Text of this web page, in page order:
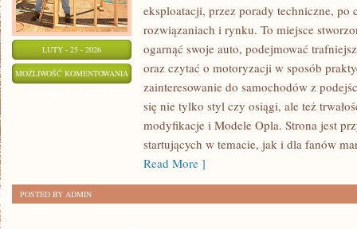
LUTY - 25 - 2026
MOŻLIWOŚĆ KOMENTOWANIA PORADY
WŁAŚCICIELI
eksploatacji, przez porady techniczne, po
rozwiązaniach i rynku. To miejsce
ogarnąć swoje auto, podejmować
oraz czytać o motoryzacji w sposób
zainteresowanie do samochodów z
się nie tylko styl czy osiągi, ale też
modyfikacje i Modele Opla. Strona jest
startujących w temacie, jak i dla fanów
Read More ]
POSTED BY ADMIN